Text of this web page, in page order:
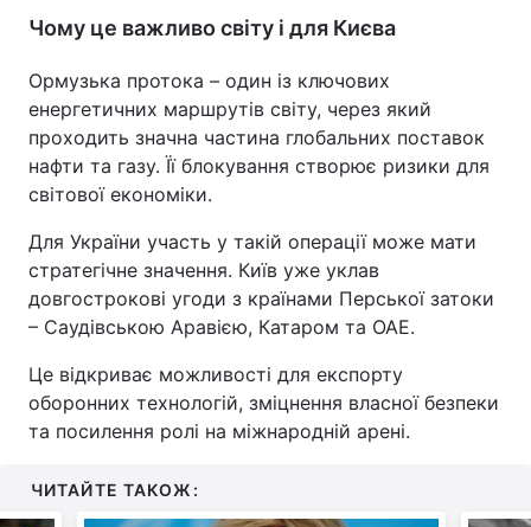
Чому це важливо світу і для Києва
Ормузька протока – один із ключових
енергетичних маршрутів світу, через який
проходить значна частина глобальних поставок
нафти та газу. Її блокування створює ризики для
світової економіки.
Для України участь у такій операції може мати
стратегічне значення. Київ уже уклав
довгострокові угоди з країнами Перської затоки
– Саудівською Аравією, Катаром та ОАЕ.
Це відкриває можливості для експорту
оборонних технологій, зміцнення власної безпеки
та посилення ролі на міжнародній арені.
ЧИТАЙТЕ ТАКОЖ: